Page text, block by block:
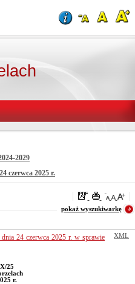
2029
czerwca 2025 r.
pokaż wyszukiwarkę
XML
24 czerwca 2025 r. w sprawie
25
r.